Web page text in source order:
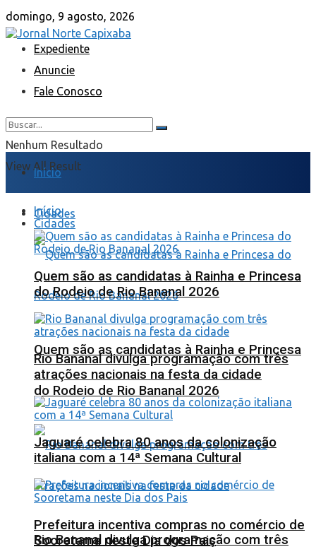
domingo, 9 agosto, 2026
Expediente
Anuncie
Fale Conosco
Nenhum Resultado
View All Result
Início
Cidades
Quem são as candidatas à Rainha e Princesa
do Rodeio de Rio Bananal 2026
Rio Bananal divulga programação com três
Início
Cidades
Quem são as candidatas à Rainha e Princesa
do Rodeio de Rio Bananal 2026
Rio Bananal divulga programação com três
atrações nacionais na festa da cidade
Jaguaré celebra 80 anos da colonização
italiana com a 14ª Semana Cultural
Prefeitura incentiva compras no comércio de
Sooretama neste Dia dos Pais